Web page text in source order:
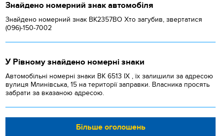
Знайдено номерний знак автомобіля
Знайдено номерний знак ВК2357ВО Хто загубив, звертатися
(096)-150-7002
У Рівному знайдено номерні знаки
Автомобільні номерні знаки BK 6513 IX , їх залишили за адресою
вулиця Млинівська, 15 на території заправки. Власника просять
забрати за вказаною адресою.
Більше оголошень